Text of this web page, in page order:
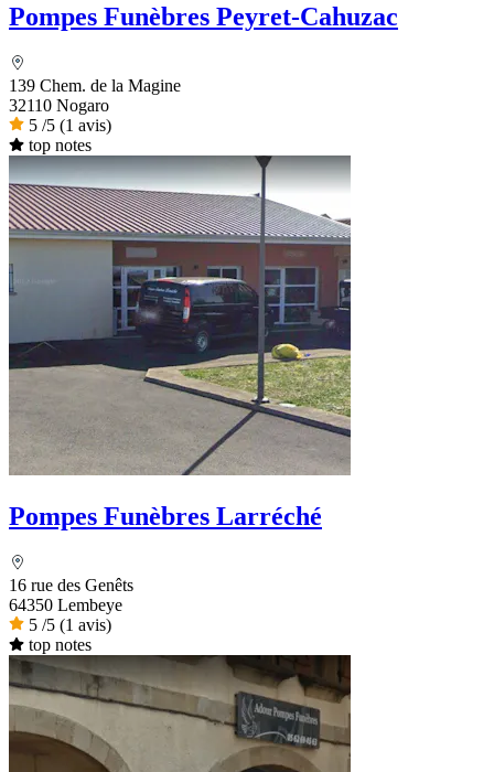
Pompes Funèbres Peyret-Cahuzac
139 Chem. de la Magine
32110 Nogaro
5 /5 (1 avis)
top notes
Pompes Funèbres Larréché
16 rue des Genêts
64350 Lembeye
5 /5 (1 avis)
top notes